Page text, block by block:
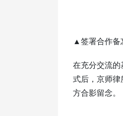
▲签署合作备
在充分交流
式后，京师
方合影留念。